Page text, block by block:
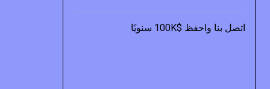
اتصل بنا واحفظ $100K سنويًا